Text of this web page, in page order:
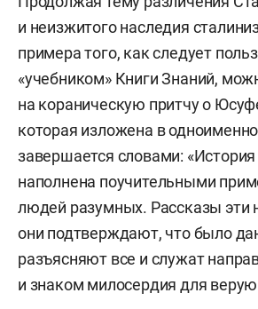
и неизжитого наследия
примера того, как следует
«учебником» Книги Знаний,
на кораническую притчу о
которая изложена в
завершается словами:
наполнена поучительными
людей разумных. Рассказы эти
они подтверждают, что было
разъясняют все и служат
и знаком милосердия для